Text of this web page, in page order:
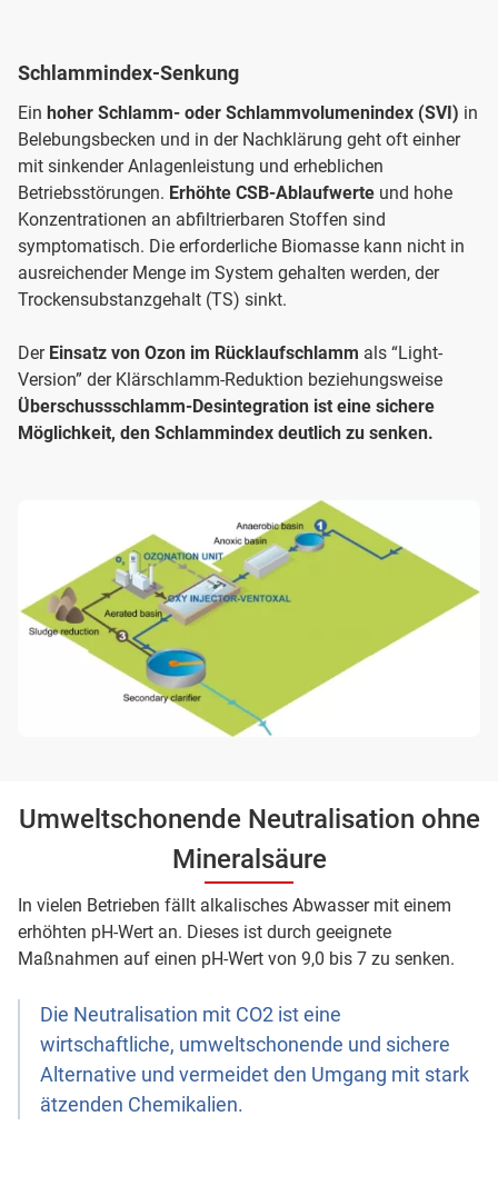
Schlammindex-Senkung
Ein hoher Schlamm- oder Schlammvolumenindex (SVI) in
Belebungsbecken und in der Nachklärung geht oft einher
mit sinkender Anlagenleistung und erheblichen
Betriebsstörungen. Erhöhte CSB-Ablaufwerte und hohe
Konzentrationen an abfiltrierbaren Stoffen sind
symptomatisch. Die erforderliche Biomasse kann nicht in
ausreichender Menge im System gehalten werden, der
Trockensubstanzgehalt (TS) sinkt.
Der Einsatz von Ozon im Rücklaufschlamm als “Light-
Version” der Klärschlamm-Reduktion beziehungsweise
Überschussschlamm-Desintegration ist eine sichere
Möglichkeit, den Schlammindex deutlich zu senken.
Umweltschonende Neutralisation ohne
Mineralsäure
In vielen Betrieben fällt alkalisches Abwasser mit einem
erhöhten pH-Wert an. Dieses ist durch geeignete
Maßnahmen auf einen pH-Wert von 9,0 bis 7 zu senken.
Die Neutralisation mit CO2 ist eine
wirtschaftliche, umweltschonende und sichere
Alternative und vermeidet den Umgang mit stark
ätzenden Chemikalien.